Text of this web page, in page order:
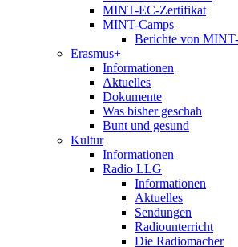
MINT-EC-Zertifikat
MINT-Camps
Berichte von
Erasmus+
Informationen
Aktuelles
Dokumente
Was bisher geschah
Bunt und gesund
Kultur
Informationen
Radio LLG
Informationen
Aktuelles
Sendungen
Radiounterricht
Die Radiomacher